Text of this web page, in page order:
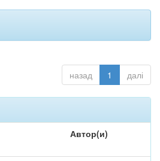
назад 1 далі
Автор(и)